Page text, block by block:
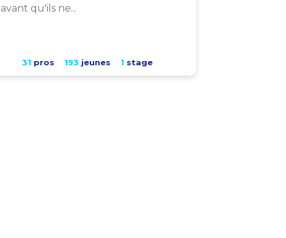
avant qu'ils ne...
31 pros 193 jeunes 1 stage